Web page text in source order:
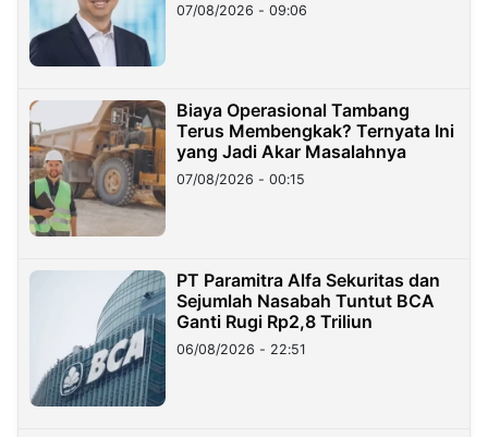
Miliar
07/08/2026 - 09:06
Biaya Operasional Tambang
Terus Membengkak? Ternyata Ini
yang Jadi Akar Masalahnya
07/08/2026 - 00:15
PT Paramitra Alfa Sekuritas dan
Sejumlah Nasabah Tuntut BCA
Ganti Rugi Rp2,8 Triliun
06/08/2026 - 22:51